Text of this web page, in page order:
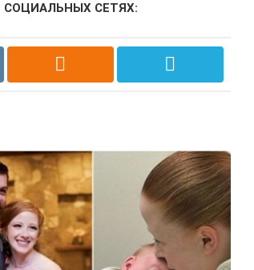
СЕТЯХ: